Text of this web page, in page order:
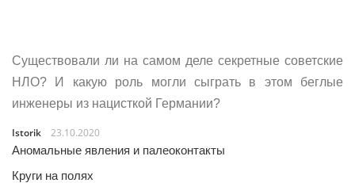
Существовали ли на самом деле секретные советские
НЛО? И какую роль могли сыграть в этом беглые
инженеры из нацисткой Германии?
Istorik
23.10.2020
Аномальные явления и палеоконтакты
Круги на полях